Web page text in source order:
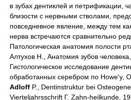
в зубах дентиклей и петрификации,
близости с нервными стволами,
повседневное явление, между тем
нерва встречаются сравнительно
Патологическая анатомия полости
Алтухов Н., Анатомия зубов
Гистологическое исследование
обработанных серебром по Howe'у,
Adloff P., Dentinstruktur bei
Vierteljahrsschrift Г. Zahn-heilkunde,